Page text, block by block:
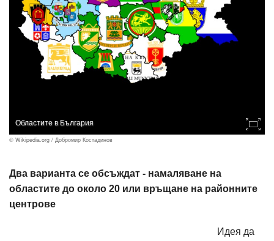
Областите в България
© Wikipedia.org / Добромир Костадинов
Два варианта се обсъждат - намаляване на
областите до около 20 или връщане на районните
центрове
Идея да